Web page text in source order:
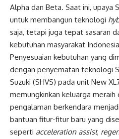
Alpha dan Beta. Saat ini, upaya
untuk membangun teknologi
saja, tetapi juga tepat sasaran
kebutuhan masyarakat
Penyesuaian kebutuhan yang
dengan penyematan teknologi
Suzuki (SHVS) pada unit New
memungkinkan keluarga meraih
pengalaman berkendara
bantuan fitur-fitur baru yang
seperti acceleration assist,